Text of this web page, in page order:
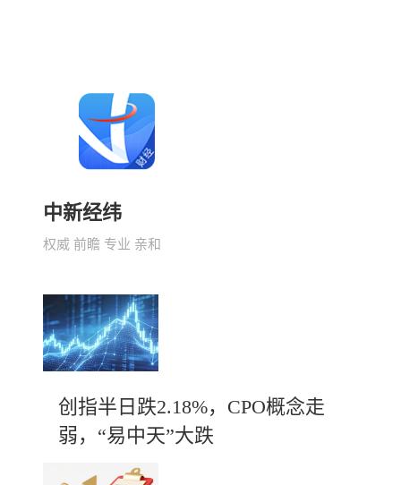
中新经纬
权威 前瞻 专业 亲和
创指半日跌2.18%，CPO概念走
弱，“易中天”大跌